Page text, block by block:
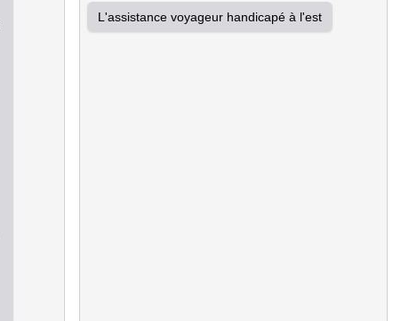
L'assistance voyageur handicapé à l'est